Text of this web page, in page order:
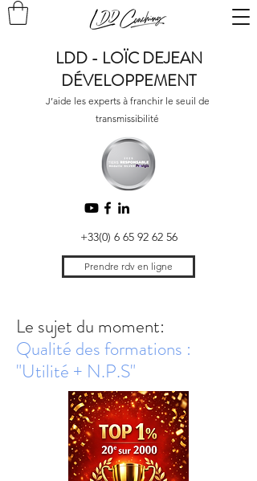
Prendre rdv en ligne
+33(0) 6 65 92 62 56
LDD - LOÏC DEJEAN
DÉVELOPPEMENT
J’aide les experts à franchir le seuil de
transmissibilité
Le sujet du moment:
Qualité des formations :
"Utilité + N.P.S"